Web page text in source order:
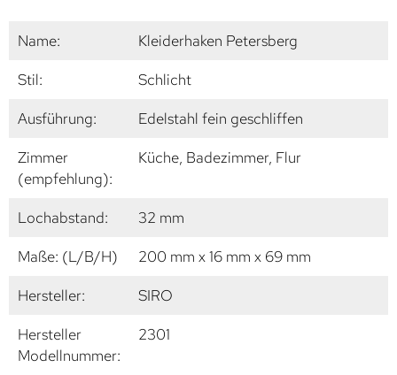
Name:
Kleiderhaken Petersberg
Stil:
Schlicht
Ausführung:
Edelstahl fein geschliffen
Zimmer
(empfehlung):
Küche, Badezimmer, Flur
Lochabstand:
32 mm
Maße: (L/B/H)
200 mm x 16 mm x 69 mm
Hersteller:
SIRO
Hersteller
Modellnummer:
2301